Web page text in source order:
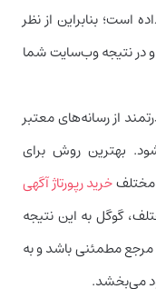
است؛ بنابراین از نظر
و در نتیجه وب‌سایت شما
از رسانه‌های معتبر
بهترین روش برای
مختلفخرید رپورتاژ آگهی
گوگل به این نتیجه
مرجع مطمئنی باشد و به
می‌بخشد.